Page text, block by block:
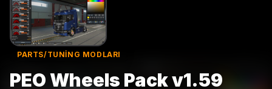
PARTS/TUNING MODLARI
PEO Wheels Pack v1.59